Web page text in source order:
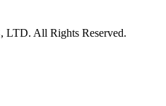
All Rights Reserved.